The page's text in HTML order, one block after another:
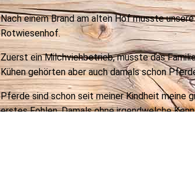
Nach einem Brand am alten Hof musste
Rotwiesenhof.
Zuerst ein Milchviehbetrieb, musste das
Kühen gehörten aber auch damals schon
Pferde sind schon seit meiner Kindheit meine
erstes Fohlen. Damals ohne irgendwelche